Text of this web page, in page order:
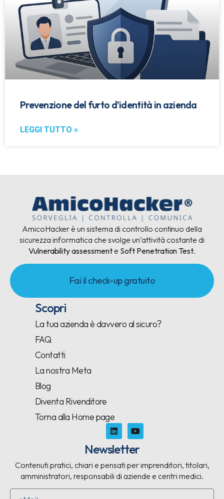
Prevenzione del furto d’identità in azienda
LEGGI TUTTO »
AmicoHacker è un sistema di controllo continuo della
sicurezza informatica che svolge un’attività costante di
Vulnerability assessmente Soft Penetration Test.
Fai il check-up gratuito
Scopri
La tua azienda è davvero al sicuro?
FAQ
Contatti
La nostra Meta
Blog
Diventa Rivenditore
Torna alla Home page
Newsletter
Contenuti pratici, chiari e pensati per imprenditori, titolari,
amministratori, responsabili di aziende e centri medici.